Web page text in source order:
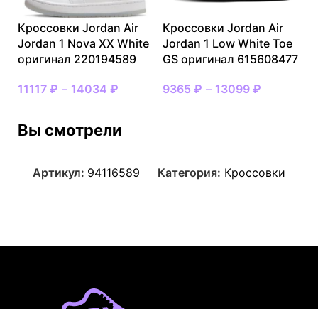
Кроссовки Jordan Air
Jordan 1 Nova XX White
оригинал 220194589
11117 ₽ – 14034 ₽
Кроссовки Jordan Air
Jordan 1 Low White Toe
GS оригинал 615608477
9365 ₽ – 13099 ₽
Вы смотрели
Артикул: 94116589 Категория: Кроссовки